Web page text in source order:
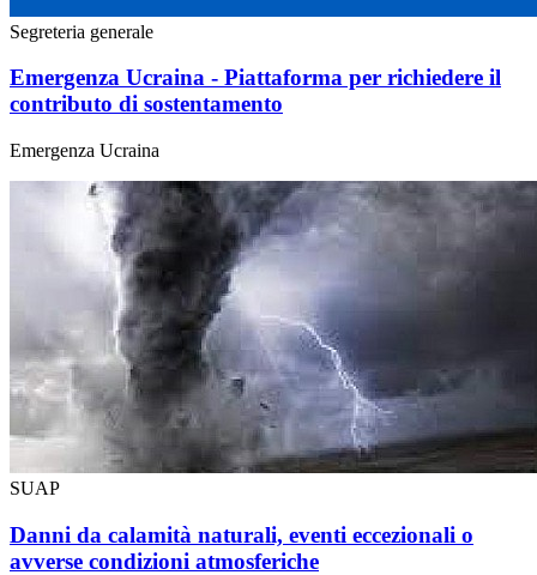
Segreteria generale
Emergenza Ucraina - Piattaforma per richiedere il
contributo di sostentamento
Emergenza Ucraina
SUAP
Danni da calamità naturali, eventi eccezionali o
avverse condizioni atmosferiche